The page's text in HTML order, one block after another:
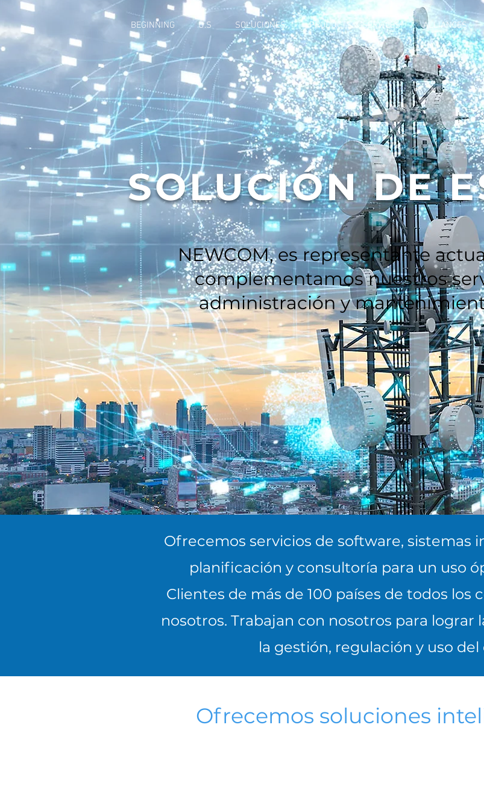
BEGINNING U.S SOLUCIONES PRODUCTS & SERVICES ALLIANCES
SOLUCIÓN DE
NEWCOM, es representante
complementamos nuestros
administración y
Ofrecemos servicios de software, sistemas
planificación y consultoría para un uso
Clientes de más de 100 países de todos
nosotros. Trabajan con nosotros para lograr
la gestión, regulación y uso
Ofrecemos soluciones